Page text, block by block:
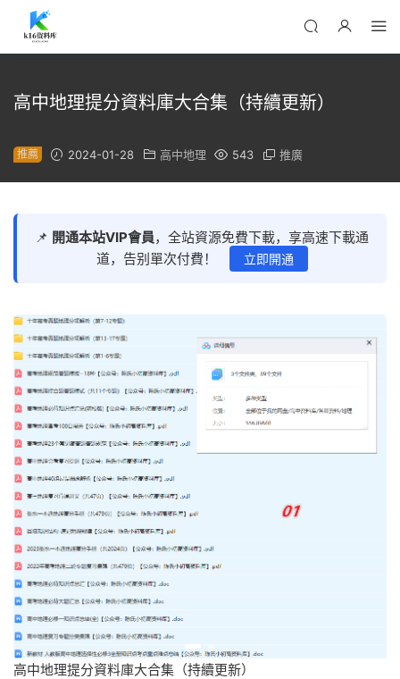
高中地理提分資料庫大合集（持續更新）
推薦 2024-01-28 高中地理 543 推廣
📌 開通本站VIP會員，全站資源免費下載，享高速下載通
道，告别單次付費！
立即開通
高中地理提分資料庫大合集（持續更新）